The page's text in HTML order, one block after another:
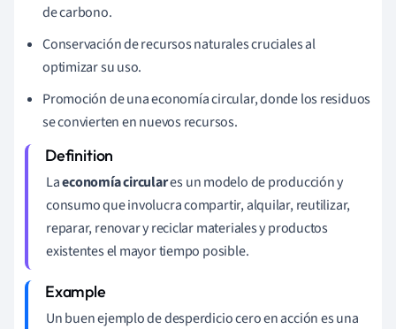
de carbono.
Conservación de recursos naturales cruciales al
optimizar su uso.
Promoción de una economía circular, donde los residuos
se convierten en nuevos recursos.
Laeconomía circulares un modelo de producción y
consumo que involucra compartir, alquilar, reutilizar,
reparar, renovar y reciclar materiales y productos
existentes el mayor tiempo posible.
Un buen ejemplo de desperdicio cero en acción es una